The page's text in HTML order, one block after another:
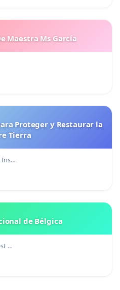
Maestra Ms García
Proteger y Restaurar la
Tierra
Ins…
de Bélgica
…